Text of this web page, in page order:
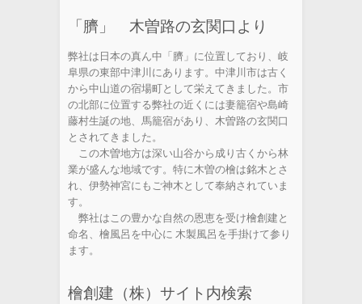
「臍」 木曽路の玄関口より
弊社は日本の真ん中「臍」に位置しており、岐
阜県の東部中津川にあります。中津川市は古く
から中山道の宿場町として栄えてきました。市
の北部に位置する弊社の近くには妻籠宿や島崎
藤村生誕の地、馬籠宿があり、木曽路の玄関口
とされてきました。
この木曽地方は深い山谷から成り古くから林
業が盛んな地域です。特に木曽の檜は銘木とさ
れ、伊勢神宮にもご神木として奉納されていま
す。
弊社はこの豊かな自然の恩恵を受け檜創建と
命名、檜風呂を中心に 木製風呂を手掛けて参り
ます。
檜創建（株）サイト内検索